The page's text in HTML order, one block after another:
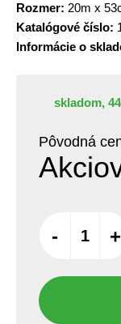
Rozmer: 20m x
Katalógové číslo:
Informácie o
skladom,
Pôvodná
- +